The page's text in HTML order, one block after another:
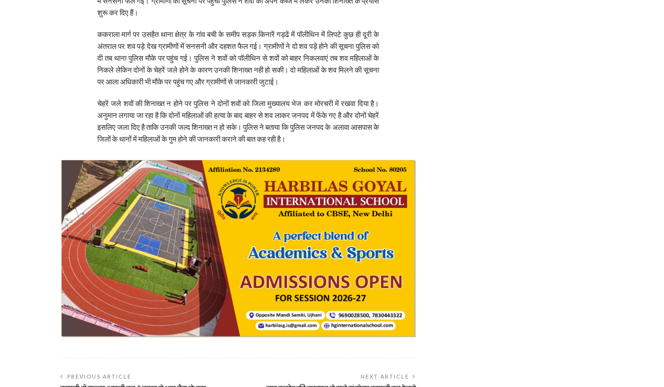
शुरू कर दिए हैं।
ककराला मार्ग पर उसहैत थाना क्षेत्र के गांव बची के समीप सड़क किनारें गड्ढें में पॉलीथिन में लिपटे कुछ ही दूरी के
अंतराल पर शव पड़े देख ग्रामीणों में सनसनी और दहशत फैल गई। ग्रामीणों ने दो शव पड़े होने की सूचना पुलिस को
दी तब थाना पुलिस मौके पर पहुंच गई। पुलिस ने शवों को पॉलीथिन से शवों को बाहर निकलवाएं तब शव महिलाओं के
निकले लेकिन दोनों के चेहरें जले होने के कारण उनकी शिनाख्त नही हो सकी। दो महिलाओं के शव मिलने की सूचना
पर आला अधिकारी भी मौके पर पहुंच गए और ग्रामीणों से जानकारी जुटाई।
चेहरें जले शवों की शिनाख्त न होने पर पुलिस ने दोनों शवों को जिला मुख्यालय भेज कर मोरचरी में रखवा दिया है।
अनुमान लगाया जा रहा है कि दोनों महिलाओं की हत्या के बाद बाहर से शव लाकर जनपद में फेंके गए है और दोनों चेहरें
इसलिए जला दिए है ताकि उनकी जल्द शिनाख्त न हो सके। पुलिस ने बताया कि पुलिस जनपद के अलावा आसपास के
जिलों के थानों में महिलाओं के गुम होने की जानकारी कराने की बात कह रही है।
PREVIOUS ARTICLE NEXT ARTICLE